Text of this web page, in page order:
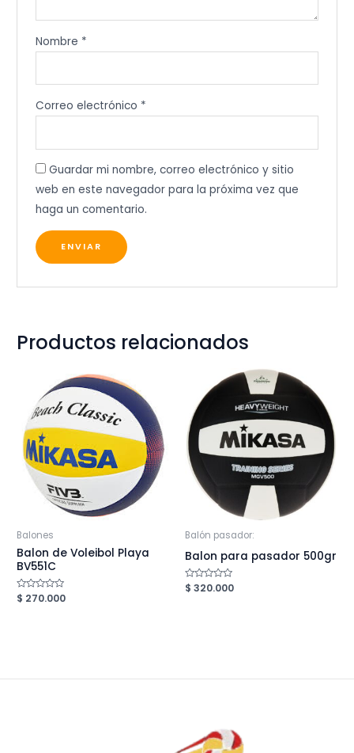
Nombre *
Correo electrónico *
Guardar mi nombre, correo electrónico y sitio
web en este navegador para la próxima vez que
haga un comentario.
Productos relacionados
Balones
Balon de Voleibol Playa
BV551C
Valorado
en
$ 270.000
Balón pasador:
Balon para pasador 500gr
Valorado
en
$ 320.000